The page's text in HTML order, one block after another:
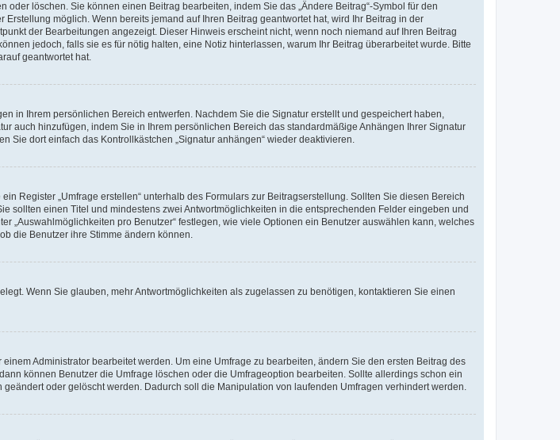
löschen. Sie können einen Beitrag bearbeiten, indem Sie das „Ändere Beitrag“-Symbol für den
möglich. Wenn bereits jemand auf Ihren Beitrag geantwortet hat, wird Ihr Beitrag in der
der Bearbeitungen angezeigt. Dieser Hinweis erscheint nicht, wenn noch niemand auf Ihren Beitrag
jedoch, falls sie es für nötig halten, eine Notiz hinterlassen, warum Ihr Beitrag überarbeitet wurde. Bitte
geantwortet hat.
in Ihrem persönlichen Bereich entwerfen. Nachdem Sie die Signatur erstellt und gespeichert haben,
auch hinzufügen, indem Sie in Ihrem persönlichen Bereich das standardmäßige Anhängen Ihrer Signatur
Sie dort einfach das Kontrollkästchen „Signatur anhängen“ wieder deaktivieren.
Register „Umfrage erstellen“ unterhalb des Formulars zur Beitragserstellung. Sollten Sie diesen Bereich
sollten einen Titel und mindestens zwei Antwortmöglichkeiten in die entsprechenden Felder eingeben und
„Auswahlmöglichkeiten pro Benutzer“ festlegen, wie viele Optionen ein Benutzer auswählen kann, welches
die Benutzer ihre Stimme ändern können.
Wenn Sie glauben, mehr Antwortmöglichkeiten als zugelassen zu benötigen, kontaktieren Sie einen
Administrator bearbeitet werden. Um eine Umfrage zu bearbeiten, ändern Sie den ersten Beitrag des
können Benutzer die Umfrage löschen oder die Umfrageoption bearbeiten. Sollte allerdings schon ein
oder gelöscht werden. Dadurch soll die Manipulation von laufenden Umfragen verhindert werden.